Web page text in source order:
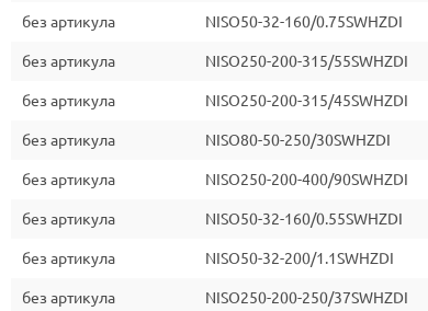
без артикула NISO50-32-160/0.75SWHZDI
без артикула NISO250-200-315/55SWHZDI
без артикула NISO250-200-315/45SWHZDI
без артикула NISO80-50-250/30SWHZDI
без артикула NISO250-200-400/90SWHZDI
без артикула NISO50-32-160/0.55SWHZDI
без артикула NISO50-32-200/1.1SWHZDI
без артикула NISO250-200-250/37SWHZDI